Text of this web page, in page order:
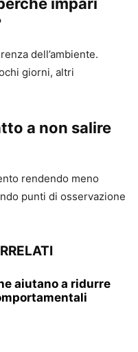
dell’ambiente.
giorni, altri
a non salire
rendendo meno
punti di osservazione
aiutano a ridurre